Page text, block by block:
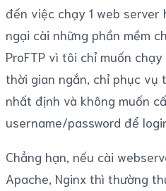
đến việc chạy 1 web server
ngại cài những phần mềm
ProFTP vì tôi chỉ muốn
thời gian ngắn, chỉ phục vụ
nhất định và không muốn
username/password để
Chẳng hạn, nếu cài
Apache, Nginx thì thường